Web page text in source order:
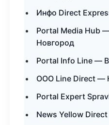
Инфо Direct
Portal Media Hub
Новгород
Portal Info Line —
ООО Line Direct —
Portal Expert
News Yellow